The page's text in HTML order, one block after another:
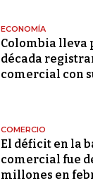
ECONOMÍA
Colombia lleva
década
comercial con
COMERCIO
El déficit en la
comercial fue
millones en